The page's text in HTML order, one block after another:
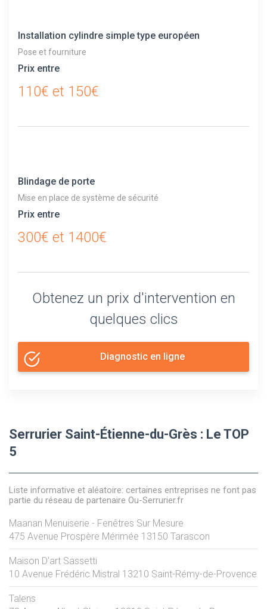
Installation cylindre simple type européen
Pose et fourniture
Prix entre
110€ et 150€
Blindage de porte
Mise en place de système de sécurité
Prix entre
300€ et 1400€
Obtenez un prix d'intervention en
quelques clics
Diagnostic en ligne
Serrurier Saint-Étienne-du-Grès : Le TOP
5
Liste informative et aléatoire: certaines entreprises ne font pas
partie du réseau de partenaire Ou-Serrurier.fr
Maanan Menuiserie - Fenêtres Sur Mesure
475 Avenue Prospère Mérimée 13150 Tarascon
Maison D'art Sassetti
10 Avenue Frédéric Mistral 13210 Saint-Rémy-de-Provence
Talens